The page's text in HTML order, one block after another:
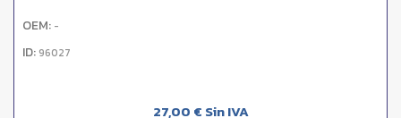
OEM: -
ID: 96027
27,00 € Sin IVA